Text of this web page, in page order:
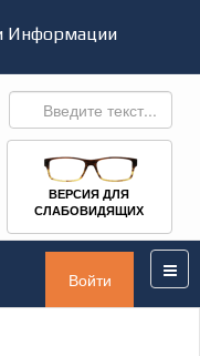
Информации
ВЕРСИЯ ДЛЯ
СЛАБОВИДЯЩИХ
Войти